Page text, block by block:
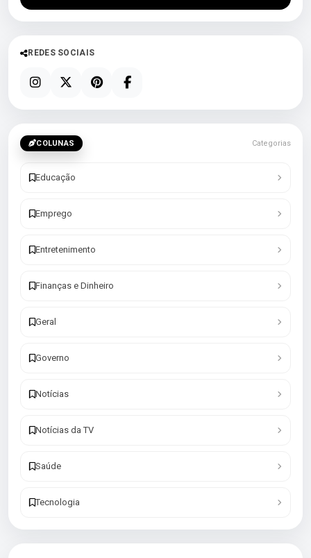
REDES SOCIAIS
COLUNAS Categorias
Educação
Emprego
Entretenimento
Finanças e Dinheiro
Geral
Governo
Notícias
Notícias da TV
Saúde
Tecnologia